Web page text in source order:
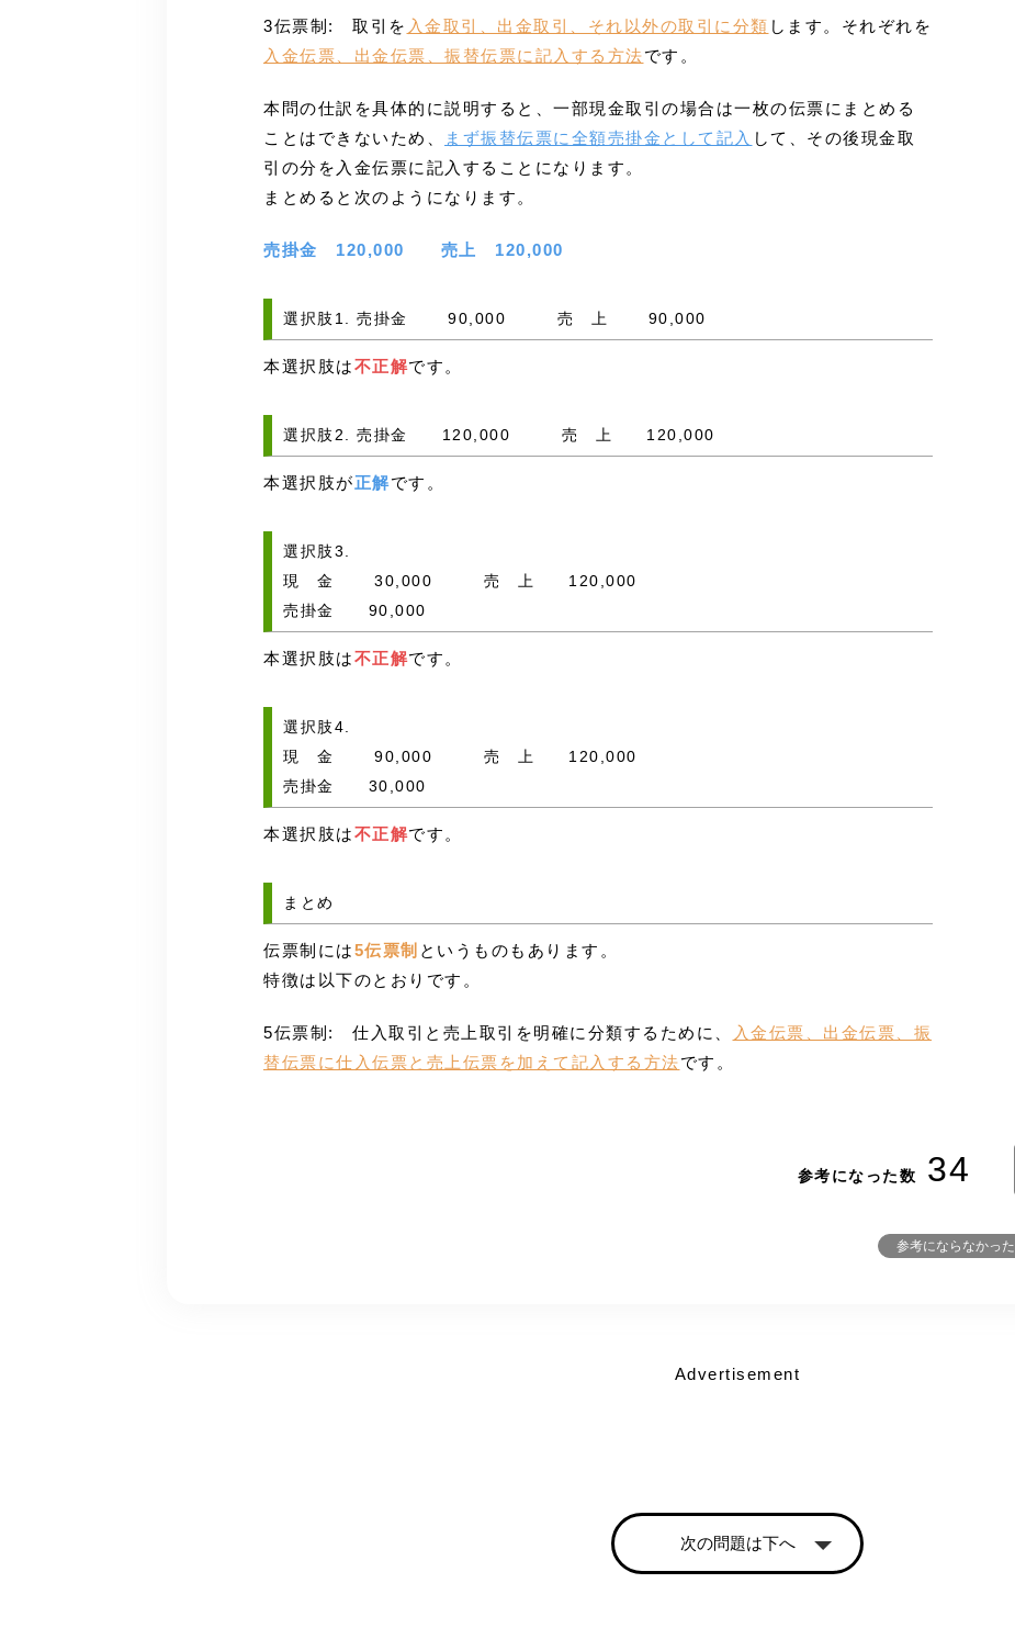
3伝票制: 取引を 入金取引、出金取引、それ以外の取引に分類 します。それぞれを
入金伝票、出金伝票、振替伝票に記入する方法です。
本問の仕訳を具体的に説明すると、一部現金取引の場合は一枚の伝票にまとめる
ことはできないため、
まず振替伝票に全額売掛金として記入 して、その後現金取
引の分を入金伝票に記入することになります。
まとめると次のようになります。
売掛金 120,000 売上 120,000
選択肢1. 売掛金 90,000 売 上 90,000
本選択肢は不正解です。
選択肢2. 売掛金 120,000 売 上 120,000
本選択肢が正解です。
選択肢3.
現 金 30,000 売 上 120,000
売掛金 90,000
本選択肢は不正解です。
選択肢4.
現 金 90,000 売 上 120,000
売掛金 30,000
本選択肢は不正解です。
まとめ
伝票制には5伝票制 というものもあります。
特徴は以下のとおりです。
5伝票制: 仕入取引と売上取引を明確に分類するために、
入金伝票、出金伝票、振
替伝票に仕入伝票と売上伝票を加えて記入する方法です。
参考になった数 34
参考にならなかった
Advertisement
次の問題は下へ